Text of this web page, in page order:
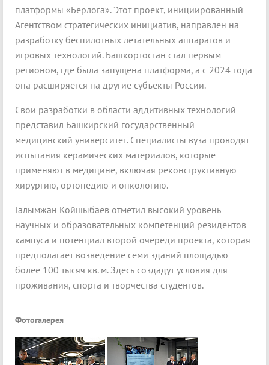
платформы «Берлога». Этот проект, инициированный
Агентством стратегических инициатив, направлен на
разработку беспилотных летательных аппаратов и
игровых технологий. Башкортостан стал первым
регионом, где была запущена платформа, а с 2024 года
она расширяется на другие субъекты России.
Свои разработки в области аддитивных технологий
представил Башкирский государственный
медицинский университет. Специалисты вуза проводят
испытания керамических материалов, которые
применяют в медицине, включая реконструктивную
хирургию, ортопедию и онкологию.
Галымжан Койшыбаев отметил высокий уровень
научных и образовательных компетенций резидентов
кампуса и потенциал второй очереди проекта, которая
предполагает возведение семи зданий площадью
более 100 тысяч кв. м. Здесь создадут условия для
проживания, спорта и творчества студентов.
Фотогалерея